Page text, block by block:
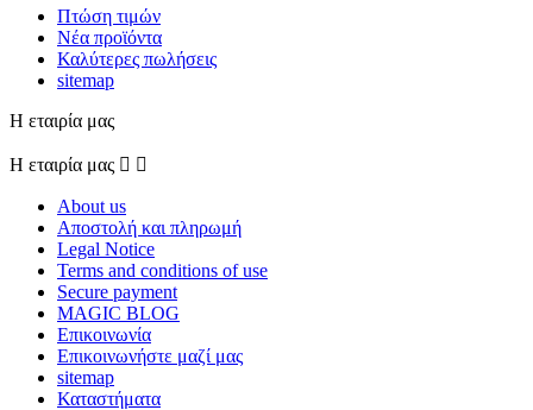
Πτώση τιμών
Νέα προϊόντα
Καλύτερες πωλήσεις
sitemap
Η εταιρία μας
Η εταιρία μας  
About us
Αποστολή και πληρωμή
Legal Notice
Terms and conditions of use
Secure payment
MAGIC BLOG
Επικοινωνία
Επικοινωνήστε μαζί μας
sitemap
Καταστήματα